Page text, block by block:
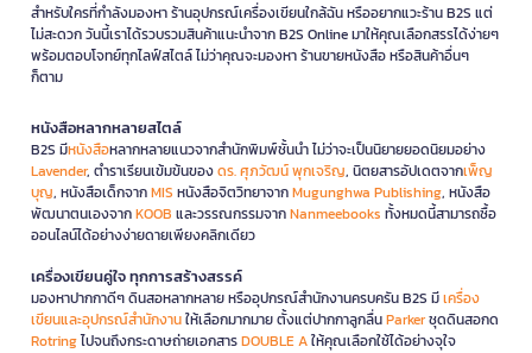
สำหรับใครที่กำลังมองหา ร้านอุปกรณ์เครื่องเขียนใกล้ฉัน หรืออยากแวะร้าน B2S แต่
ไม่สะดวก วันนี้เราได้รวบรวมสินค้าแนะนำจาก B2S Online มาให้คุณเลือกสรรได้ง่ายๆ
พร้อมตอบโจทย์ทุกไลฟ์สไตล์ ไม่ว่าคุณจะมองหา ร้านขายหนังสือ หรือสินค้าอื่นๆ
ก็ตาม
หนังสือหลากหลายสไตล์
B2S มีหนังสือหลากหลายแนวจากสำนักพิมพ์ชั้นนำ ไม่ว่าจะเป็นนิยายยอดนิยมอย่าง
Lavender, ตำราเรียนเข้มข้นของดร. ศุภวัฒน์ พุกเจริญ, นิตยสารอัปเดตจากเพ็ญ
บุญ, หนังสือเด็กจากMIS หนังสือจิตวิทยาจากMugunghwa Publishing, หนังสือ
พัฒนาตนเองจากKOOB และวรรณกรรมจากNanmeebooks ทั้งหมดนี้สามารถซื้อ
ออนไลน์ได้อย่างง่ายดายเพียงคลิกเดียว
เครื่องเขียนคู่ใจ ทุกการสร้างสรรค์
มองหาปากกาดีๆ ดินสอหลากหลาย หรืออุปกรณ์สำนักงานครบครัน B2S มีเครื่อง
เขียนและอุปกรณ์สำนักงานให้เลือกมากมาย ตั้งแต่ปากกาลูกลื่นParkerชุดดินสอกด
Rotringไปจนถึงกระดาษถ่ายเอกสารDOUBLE Aให้คุณเลือกใช้ได้อย่างจุใจ